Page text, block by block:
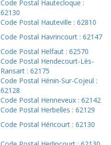
Code Postal Hautecloque :
62130
Code Postal Hauteville : 62810
Code Postal Havrincourt : 62147
Code Postal Helfaut : 62570
Code Postal Hendecourt-Lès-
Ransart : 62175
Code Postal Hénin-Sur-Cojeul :
62128
Code Postal Henneveux : 62142
Code Postal Herbelles : 62129
Code Postal Héricourt : 62130